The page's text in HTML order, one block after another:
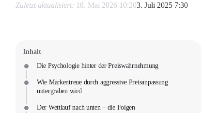
Zuletzt aktualisiert: 18. Mai 2026 10:203. Juli 2025 7:30
Inhalt
Die Psychologie hinter der Preiswahrnehmung
Wie Markentreue durch aggressive Preisanpassung
untergraben wird
Der Wettlauf nach unten – die Folgen